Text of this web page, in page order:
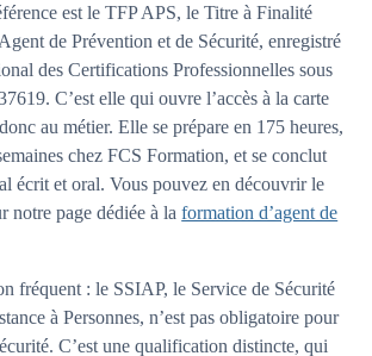
est le TFP APS, le Titre à Finalité
de Prévention et de Sécurité, enregistré
des Certifications Professionnelles sous
C’est elle qui ouvre l’accès à la carte
au métier. Elle se prépare en 175 heures,
chez FCS Formation, et se conclut
écrit et oral. Vous pouvez en découvrir le
notre page dédiée à laformation d’agent de
fréquent : le SSIAP, le Service de Sécurité
à Personnes, n’est pas obligatoire pour
C’est une qualification distincte, qui